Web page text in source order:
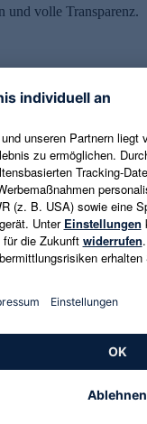
und volle Transparenz.
Trends,
ist jederzeit in
E-
Es